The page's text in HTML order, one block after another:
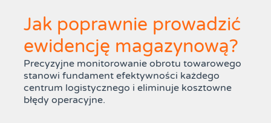
Jak poprawnie prowadzić
ewidencję magazynową?
Precyzyjne monitorowanie obrotu towarowego
stanowi fundament efektywności każdego
centrum logistycznego i eliminuje kosztowne
błędy operacyjne.